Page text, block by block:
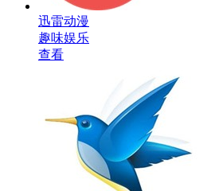
迅雷动漫
趣味娱乐
查看